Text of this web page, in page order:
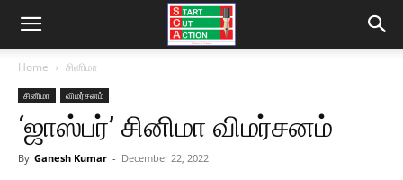
Home சினிமா
சினிமா விமர்சனம்
‘ஜாஸ்பர்’ சினிமா விமர்சனம்
By Ganesh Kumar - December 22, 2022